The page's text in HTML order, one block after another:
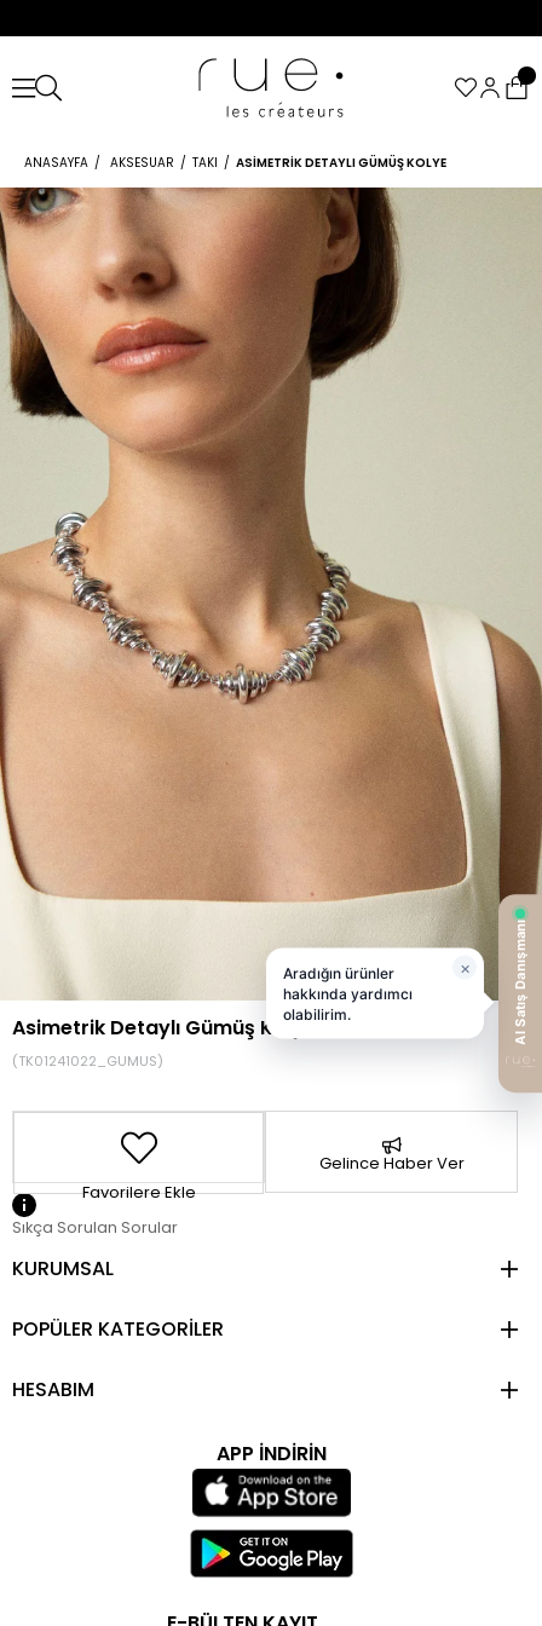
ANASAYFA AKSESUAR TAKI ASIMETRIK DETAYLI GÜMÜŞ KOLYE
Asimetrik Detaylı Gümüş Kolye
(TK01241022_GUMUS)
Favorilere Ekle
Gelince Haber Ver
Sıkça Sorulan Sorular
KURUMSAL
POPÜLER KATEGORİLER
HESABIM
APP İNDİRİN